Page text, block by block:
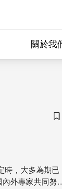
關於我
時，大多為期已
外專家共同努